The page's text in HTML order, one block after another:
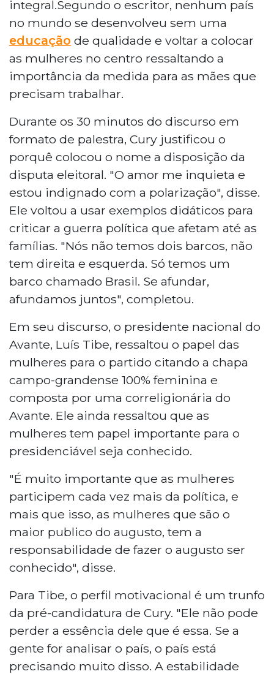
integral.Segundo o escritor, nenhum país
no mundo se desenvolveu sem uma
educação de qualidade e voltar a colocar
as mulheres no centro ressaltando a
importância da medida para as mães que
precisam trabalhar.
Durante os 30 minutos do discurso em
formato de palestra, Cury justificou o
porquê colocou o nome a disposição da
disputa eleitoral. "O amor me inquieta e
estou indignado com a polarização", disse.
Ele voltou a usar exemplos didáticos para
criticar a guerra política que afetam até as
famílias. "Nós não temos dois barcos, não
tem direita e esquerda. Só temos um
barco chamado Brasil. Se afundar,
afundamos juntos", completou.
Em seu discurso, o presidente nacional do
Avante, Luís Tibe, ressaltou o papel das
mulheres para o partido citando a chapa
campo-grandense 100% feminina e
composta por uma correligionária do
Avante. Ele ainda ressaltou que as
mulheres tem papel importante para o
presidenciável seja conhecido.
"É muito importante que as mulheres
participem cada vez mais da política, e
mais que isso, as mulheres que são o
maior publico do augusto, tem a
responsabilidade de fazer o augusto ser
conhecido", disse.
Para Tibe, o perfil motivacional é um trunfo
da pré-candidatura de Cury. "Ele não pode
perder a essência dele que é essa. Se a
gente for analisar o país, o país está
precisando muito disso. A estabilidade